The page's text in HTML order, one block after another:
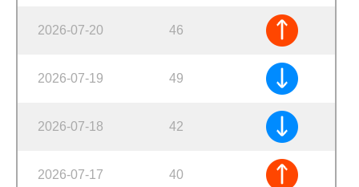
2026-07-20 46
2026-07-19 49
2026-07-18 42
2026-07-17 40